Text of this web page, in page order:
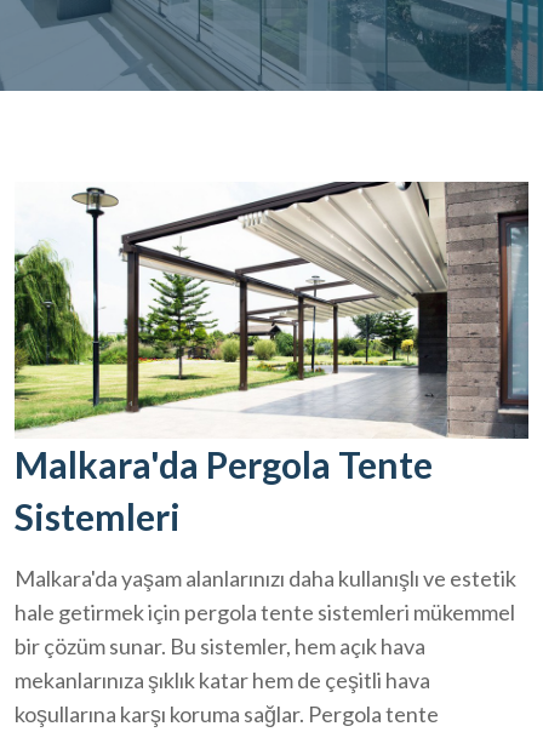
Malkara'da Pergola Tente
Sistemleri
Malkara'da yaşam alanlarınızı daha kullanışlı ve estetik
hale getirmek için pergola tente sistemleri mükemmel
bir çözüm sunar. Bu sistemler, hem açık hava
mekanlarınıza şıklık katar hem de çeşitli hava
koşullarına karşı koruma sağlar. Pergola tente